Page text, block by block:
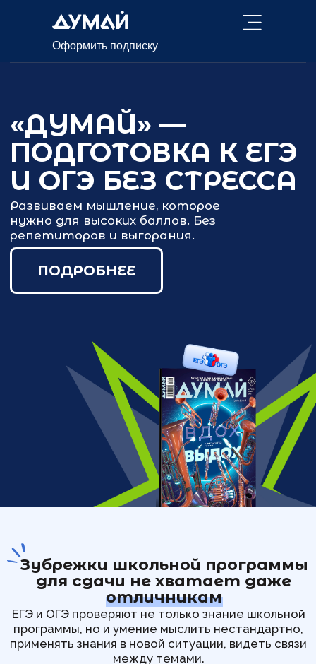
Оформить подписку
ПОДГОТОВКА К ЕГЭ
И ОГЭ БЕЗ СТРЕССА
Развиваем мышление, которое
нужно для высоких баллов. Без
репетиторов и выгорания.
ПОДРОБНЕЕ
Зубрежки школьной программы
для сдачи не хватает даже
отличникам
ЕГЭ и ОГЭ проверяют не только знание школьной
программы, но и умение мыслить нестандартно,
применять знания в новой ситуации, видеть связи
между темами.
Школьная программа дает базу, но в пробниках
экзаменов встречаются задания, которые
или онлайн курсы подготовки к ЕГЭ, чтобы
восполнить этот пробел. Но дополнительные
занятия по предметам — это добавочные часы
учебы, нагрузка и стресс.